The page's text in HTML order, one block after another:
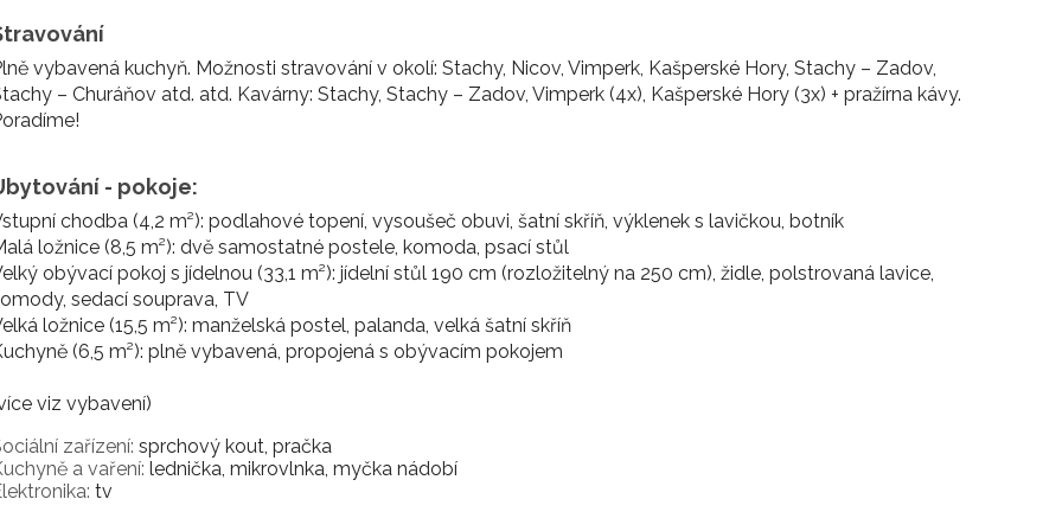
vybavená kuchyň. Možnosti stravování v okolí: Stachy, Nicov, Vimperk, Kašperské Hory, Stachy – Zadov,
– Churáňov atd. atd. Kavárny: Stachy, Stachy – Zadov, Vimperk (4x), Kašperské Hory (3x) + pražírna kávy.
- pokoje:
chodba (4,2 m²): podlahové topení, vysoušeč obuvi, šatní skříň, výklenek s lavičkou, botník
ložnice (8,5 m²): dvě samostatné postele, komoda, psací stůl
obývací pokoj s jídelnou (33,1 m²): jídelní stůl 190 cm (rozložitelný na 250 cm), židle, polstrovaná lavice,
sedací souprava, TV
ložnice (15,5 m²): manželská postel, palanda, velká šatní skříň
(6,5 m²): plně vybavená, propojená s obývacím pokojem
viz vybavení)
zařízení: sprchový kout, pračka
a vaření: lednička, mikrovlnka, myčka nádobí
tv